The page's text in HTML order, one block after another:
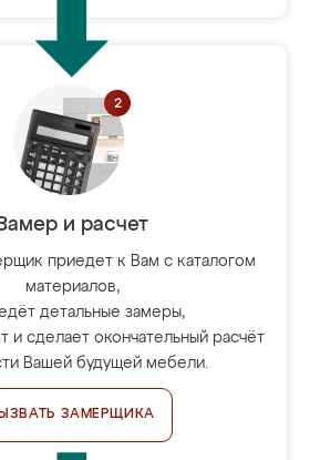
и расчет
приедет к Вам с каталогом
материалов,
детальные замеры,
и сделает окончательный расчёт
Вашей будущей мебели.
ЗАМЕРЩИКА